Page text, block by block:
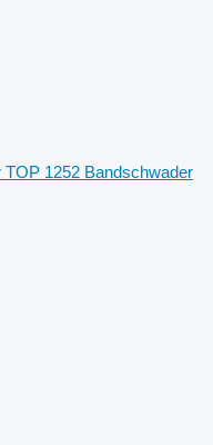
TOP 1252 Bandschwader